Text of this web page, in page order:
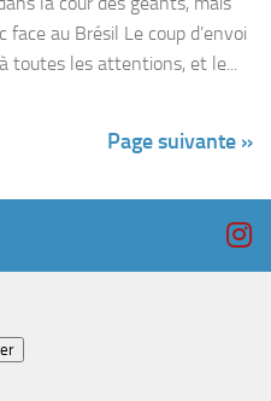
au Brésil Le coup d’envoi
toutes les attentions, et le...
Page suivante »